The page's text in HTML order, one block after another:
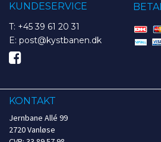
KUNDESERVICE
T: +45 39 61 20 31
E: post@kystbanen.dk
KONTAKT
Jernbane Allé 99
2720 Vanløse